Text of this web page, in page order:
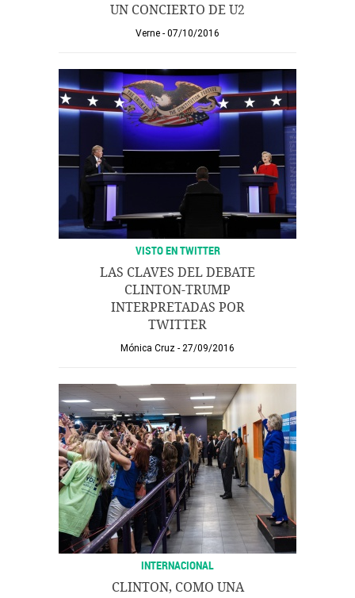
UN CONCIERTO DE U2
Verne 07/10/2016
VISTO EN TWITTER
LAS CLAVES DEL DEBATE
CLINTON-TRUMP
INTERPRETADAS POR
TWITTER
Mónica Cruz 27/09/2016
INTERNACIONAL
CLINTON, COMO UNA